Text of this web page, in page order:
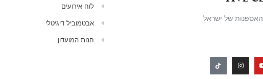
האספנות של ישראל
לוח אירועים
אבטמוביל דיגיטלי
חנות המועדון